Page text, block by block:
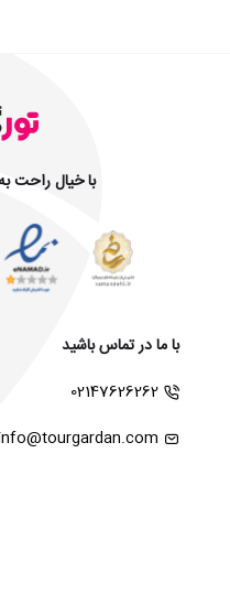
با خیال راحت
با ما در تماس باشید
02147626262